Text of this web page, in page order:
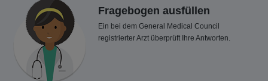
Fragebogen ausfüllen
Ein bei dem General Medical Council
registrierter Arzt überprüft Ihre Antworten.